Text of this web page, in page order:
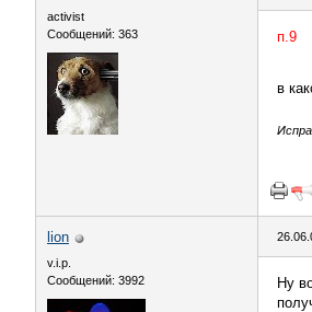
activist
Сообщений: 363
п.9
в
lion
v.i.p.
Сообщений: 3992
Ну